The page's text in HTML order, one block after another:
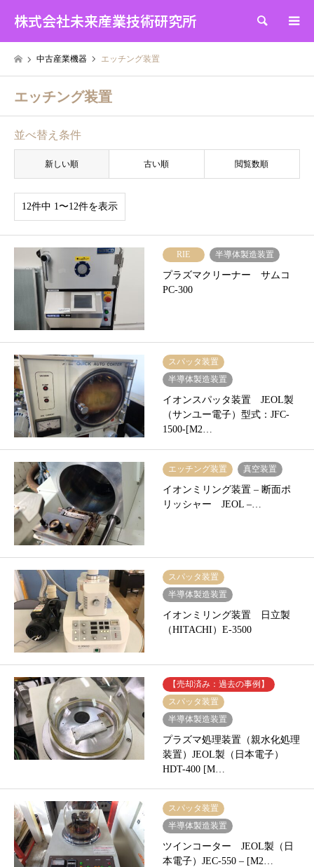
株式会社未来産業技術研究所 検索
中古産業機器 エッチング装置
エッチング装置
並べ替え条件
新しい順 古い順 閲覧数順
12件中 1〜12件を表示
RIE 半導体製造装置
プラズマクリーナー サムコ
PC-300
スパッタ装置
半導体製造装置
イオンスパッタ装置 JEOL製
（サンユー電子）型式：JFC-
1500-[M2…
エッチング装置 真空装置
イオンミリング装置 – 断面ポ
リッシャー JEOL –…
スパッタ装置
半導体製造装置
イオンミリング装置 日立製
（HITACHI）E-3500
【売却済み：過去の事例】
スパッタ装置
半導体製造装置
プラズマ処理装置（親水化処理
装置）JEOL製（日本電子）
HDT-400 [M…
スパッタ装置
半導体製造装置
ツインコーター JEOL製（日
本電子）JEC-550 – [M2…